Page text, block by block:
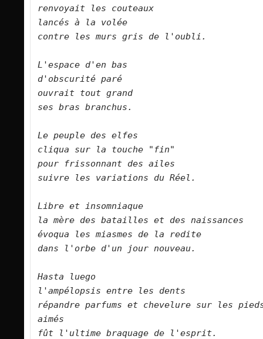
renvoyait les couteaux
lancés à la volée
contre les murs gris de l'oubli.
L'espace d'en bas
d'obscurité paré
ouvrait tout grand
ses bras branchus.
Le peuple des elfes
cliqua sur la touche "fin"
pour frissonnant des ailes
suivre les variations du Réel.
Libre et insomniaque
la mère des batailles et des naissances
évoqua les miasmes de la redite
dans l'orbe d'un jour nouveau.
Hasta luego
l'ampélopsis entre les dents
répandre parfums et chevelure sur les
aimés
fût l'ultime braquage de l'esprit.